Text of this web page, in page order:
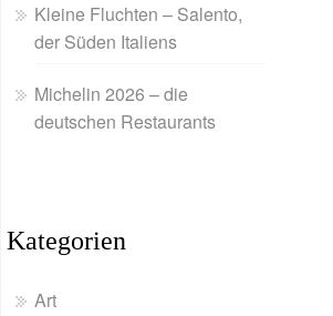
Kleine Fluchten – Salento,
der Süden Italiens
Michelin 2026 – die
deutschen Restaurants
Kategorien
Art